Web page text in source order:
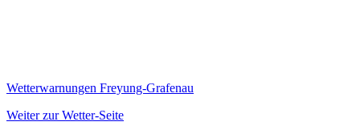
Wetterwarnungen Freyung-Grafenau
Weiter zur Wetter-Seite